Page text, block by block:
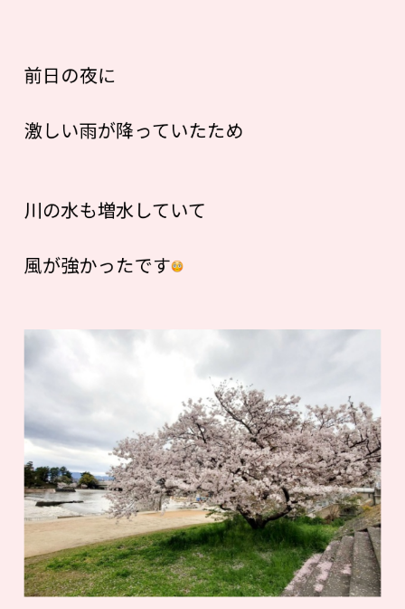
前日の夜に
激しい雨が降っていたため
川の水も増水していて
風が強かったです